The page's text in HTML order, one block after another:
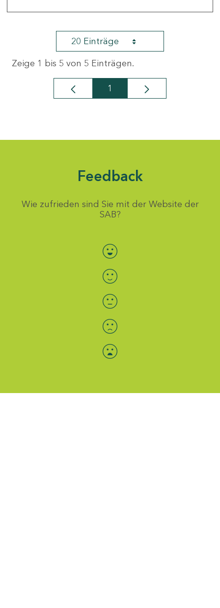
20 Einträge
Zeige 1 bis 5 von 5 Einträgen.
Seite
1
Feedback
Wie zufrieden sind Sie mit der Website der
SAB?
Bewertung auswählen